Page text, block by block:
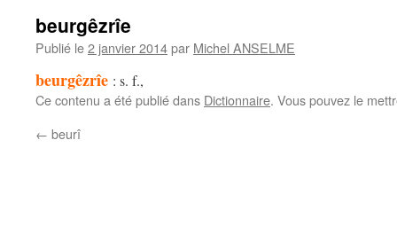
beurgêzrîe
Publié le2 janvier 2014par Michel ANSELME
beurgêzrîe : s. f.,
Ce contenu a été publié dans Dictionnaire. Vous pouvez le
← beurî